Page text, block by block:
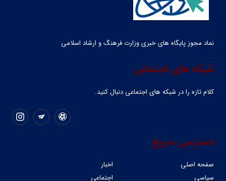
نماد مجوز پایگاه های خبری وزارت فرهنگ و ارشاد اسلامی
شبکه های اجتماعی
کلام تازه را در شبکه ‌های اجتماعی دنبال کنید.
دسترسی سریع
صفحه اصلی
اخبار
سیاسی
اجتماعی